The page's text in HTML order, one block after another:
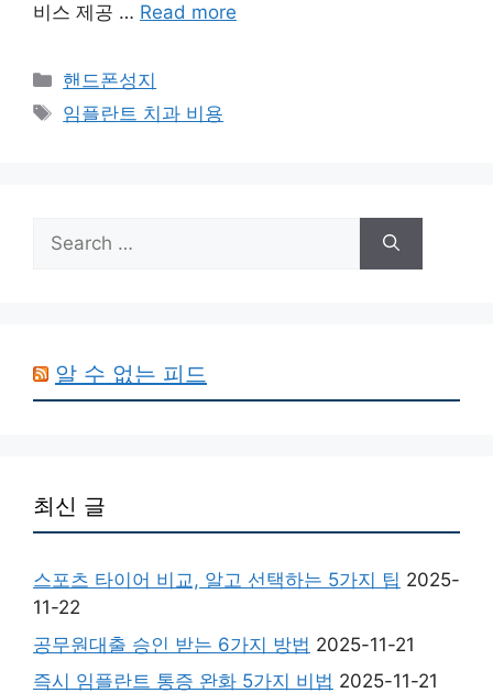
비스 제공 … Read more
Categories
핸드폰성지
Tags
임플란트 치과 비용
Search
for:
알 수 없는 피드
최신 글
스포츠 타이어 비교, 알고 선택하는 5가지 팁 2025-
11-22
공무원대출 승인 받는 6가지 방법 2025-11-21
즉시 임플란트 통증 완화 5가지 비법 2025-11-21